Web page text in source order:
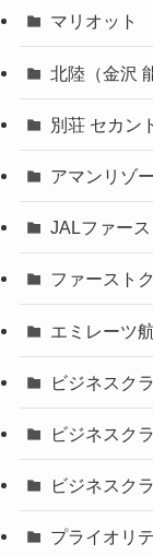
マリオット
北陸（金沢
別荘 セカン
アマンリゾ
JALファー
ファースト
エミレーツ
ビジネスク
ビジネスク
ビジネスク
プライオリ